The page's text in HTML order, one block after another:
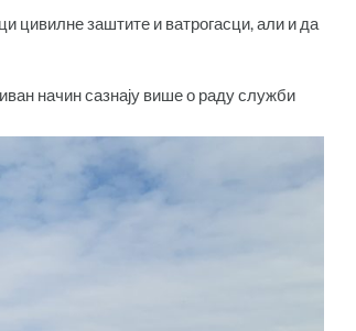
цивилне заштите и ватрогасци, али и да
начин сазнају више о раду служби